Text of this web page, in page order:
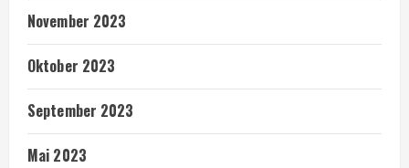
November 2023
Oktober 2023
September 2023
Mai 2023